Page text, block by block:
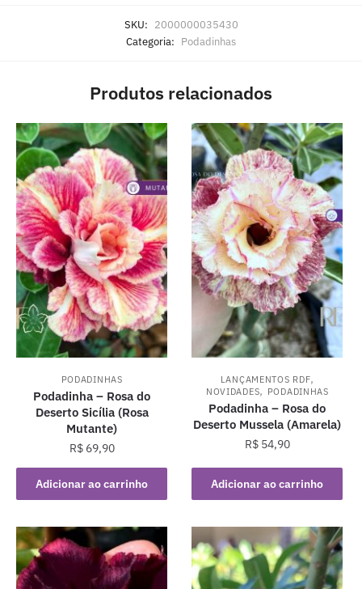
SKU: 2000000035430
Categoria: Podadinhas
Produtos relacionados
PODADINHAS
Podadinha – Rosa do
Deserto Sicília (Rosa
Mutante)
R$69,90
Adicionar ao carrinho
LANÇAMENTOS RDF,
NOVIDADES, PODADINHAS
Podadinha – Rosa do
Deserto Mussela (Amarela)
R$54,90
Adicionar ao carrinho